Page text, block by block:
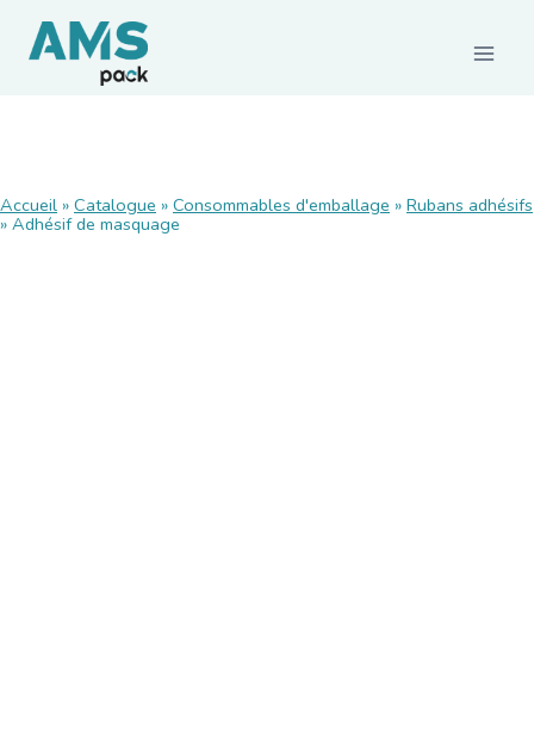
Accueil » Catalogue » Consommables d'emballage » Rubans adhésifs
» Adhésif de masquage
Films et palettisation